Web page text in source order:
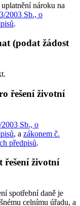
nároku na
2003 Sb., o
.
(podat žádost
řešení životní
Sb., o
, a zákonem č.
předpisů.
řešení životní
spotřební daně je
celnímu úřadu, a